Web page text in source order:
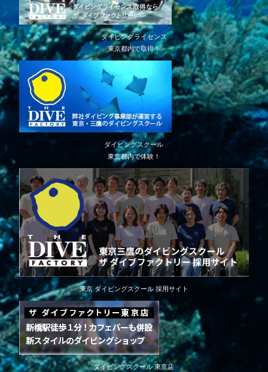
ダイビングライセンス
東京都内で取得！
ダイビングスクール
東京都内で体験！
東京 ダイビングスクール 採用サイト
ダイビングスクール 東京店